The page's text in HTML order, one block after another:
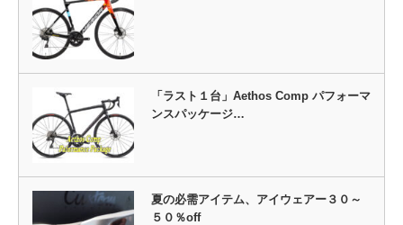
「ラスト１台」Aethos Comp パフォーマ
ンスパッケージ…
夏の必需アイテム、アイウェアー３０～
５０％off